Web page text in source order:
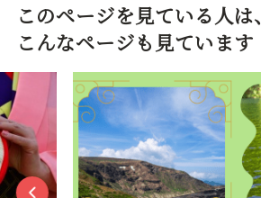
このページを見ている人は、
こんなページも見ています